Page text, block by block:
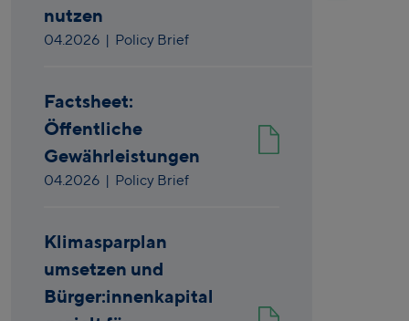
nutzen
04.2026 | Policy Brief
Factsheet:
Öffentliche
Gewährleistungen
04.2026 | Policy Brief
Klimasparplan
umsetzen und
Bürger:innenkapital